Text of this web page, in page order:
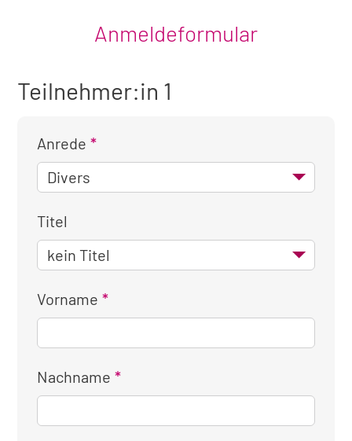
Anmeldeformular
Teilnehmer:in 1
Anrede
Titel
Vorname
Nachname